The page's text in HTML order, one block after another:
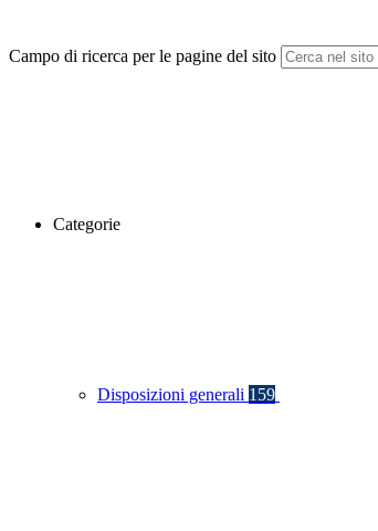
Campo di ricerca per le pagine del sito
Categorie
Disposizioni generali 159